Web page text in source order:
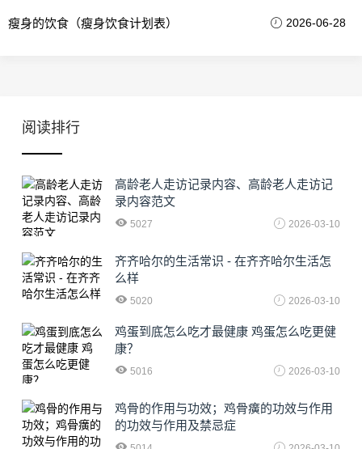
瘦身的饮食（瘦身饮食计划表） 2026-06-28
阅读排行
高龄老人走访记录内容、高龄老人走访记
录内容范文
5027 2026-03-10
齐齐哈尔的生活常识 - 在齐齐哈尔生活怎
么样
5020 2026-03-10
鸡蛋到底怎么吃才最健康 鸡蛋怎么吃更健
康？
5016 2026-03-10
鸡骨的作用与功效；鸡骨癀的功效与作用
的功效与作用及禁忌症